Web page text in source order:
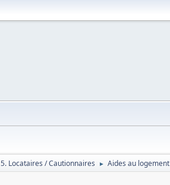
5. Locataires / Cautionnaires ► Aides au logement